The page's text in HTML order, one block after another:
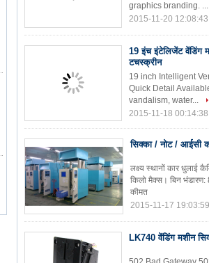
graphics branding. ...
2015-11-20 12:08:43
19 इंच इंटेलिजेंट वेंडिंग
टचस्क्रीन
19 inch Intelligent
Quick Detail
vandalism, water...
2015-11-18 00:14:38
सिक्का / नोट / आईसी
लक्ष्य स्थानों कार धुलाई
किलो मैक्स। बिन
कीमत
2015-11-17 19:03:59
LK740 वेंडिंग मशीन